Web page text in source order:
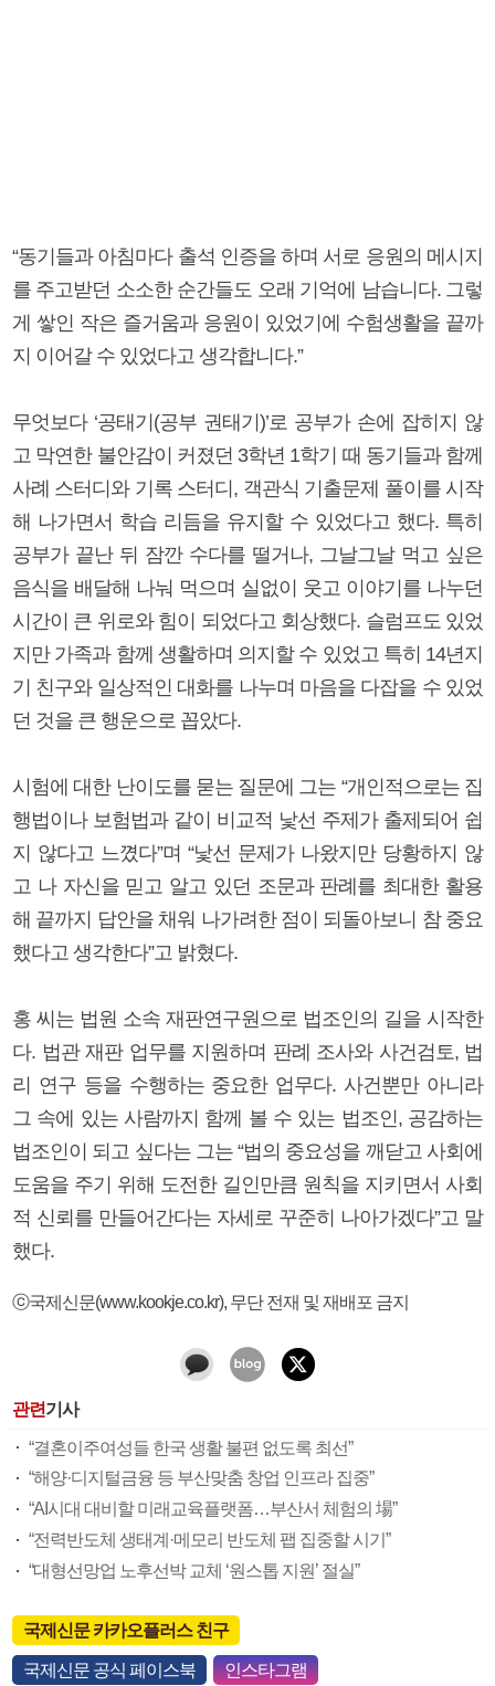
“동기들과 아침마다 출석 인증을 하며 서로 응원의 메시지
를 주고받던 소소한 순간들도 오래 기억에 남습니다. 그렇
게 쌓인 작은 즐거움과 응원이 있었기에 수험생활을 끝까
지 이어갈 수 있었다고 생각합니다.”
무엇보다 ‘공태기(공부 권태기)’로 공부가 손에 잡히지 않
고 막연한 불안감이 커졌던 3학년 1학기 때 동기들과 함께
사례 스터디와 기록 스터디, 객관식 기출문제 풀이를 시작
해 나가면서 학습 리듬을 유지할 수 있었다고 했다. 특히
공부가 끝난 뒤 잠깐 수다를 떨거나, 그날그날 먹고 싶은
음식을 배달해 나눠 먹으며 실없이 웃고 이야기를 나누던
시간이 큰 위로와 힘이 되었다고 회상했다. 슬럼프도 있었
지만 가족과 함께 생활하며 의지할 수 있었고 특히 14년지
기 친구와 일상적인 대화를 나누며 마음을 다잡을 수 있었
던 것을 큰 행운으로 꼽았다.
시험에 대한 난이도를 묻는 질문에 그는 “개인적으로는 집
행법이나 보험법과 같이 비교적 낯선 주제가 출제되어 쉽
지 않다고 느꼈다”며 “낯선 문제가 나왔지만 당황하지 않
고 나 자신을 믿고 알고 있던 조문과 판례를 최대한 활용
해 끝까지 답안을 채워 나가려한 점이 되돌아보니 참 중요
했다고 생각한다”고 밝혔다.
홍 씨는 법원 소속 재판연구원으로 법조인의 길을 시작한
다. 법관 재판 업무를 지원하며 판례 조사와 사건검토, 법
리 연구 등을 수행하는 중요한 업무다. 사건뿐만 아니라
그 속에 있는 사람까지 함께 볼 수 있는 법조인, 공감하는
법조인이 되고 싶다는 그는 “법의 중요성을 깨닫고 사회에
도움을 주기 위해 도전한 길인만큼 원칙을 지키면서 사회
적 신뢰를 만들어간다는 자세로 꾸준히 나아가겠다”고 말
했다.
ⓒ국제신문(www.kookje.co.kr), 무단 전재 및 재배포 금지
관련기사
“결혼이주여성들 한국 생활 불편 없도록 최선”
“해양·디지털금융 등 부산맞춤 창업 인프라 집중”
“AI시대 대비할 미래교육플랫폼…부산서 체험의 場”
“전력반도체 생태계·메모리 반도체 팹 집중할 시기”
“대형선망업 노후선박 교체 ‘원스톱 지원’ 절실”
국제신문 카카오플러스 친구
국제신문 공식 페이스북 인스타그램